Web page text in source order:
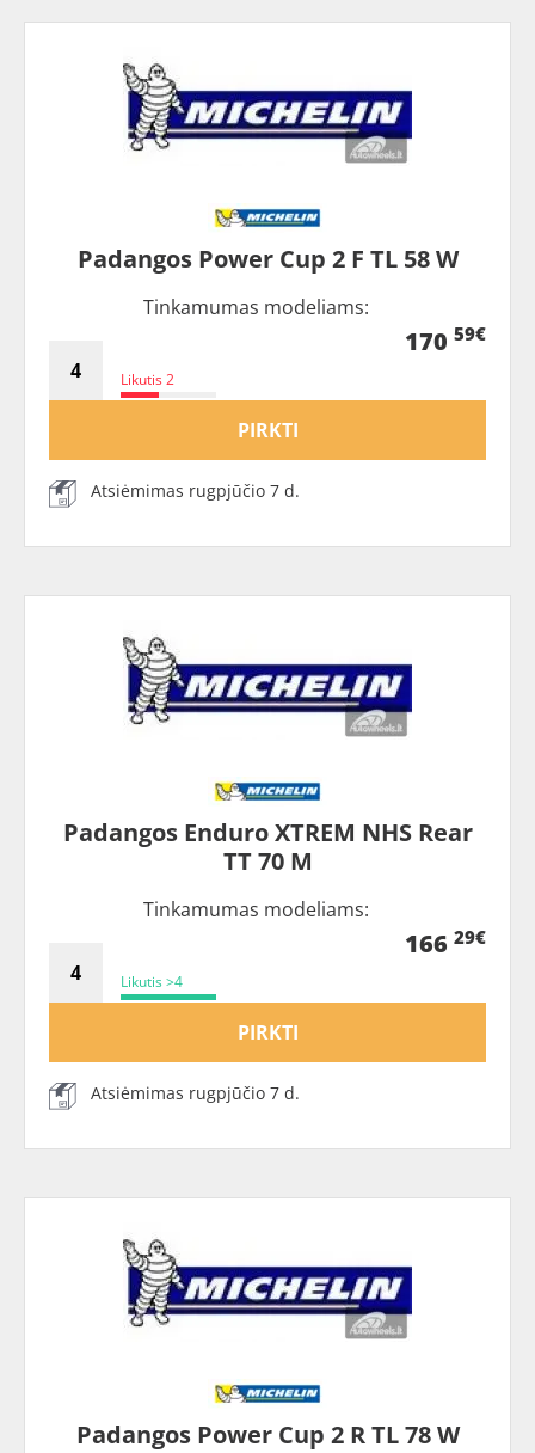
Padangos Power Cup 2 F TL 58 W
Tinkamumas modeliams:
Likutis 2
170 59€
PIRKTI
Atsiėmimas rugpjūčio 7 d.
Padangos Enduro XTREM NHS Rear
TT 70 M
Tinkamumas modeliams:
Likutis >4
166 29€
PIRKTI
Atsiėmimas rugpjūčio 7 d.
Padangos Power Cup 2 R TL 78 W